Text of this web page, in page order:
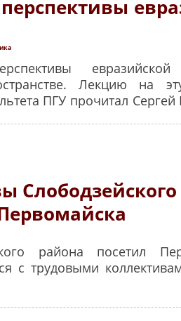
Лекцию на
ПГУ прочитал Сергей
района посетил
с трудовыми